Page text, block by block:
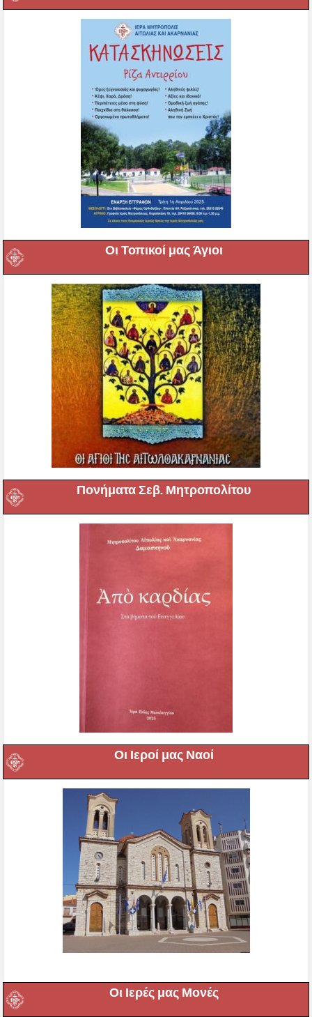
Οι Τοπικοί μας Άγιοι
Πονήματα Σεβ. Μητροπολίτου
Οι Ιεροί μας Ναοί
Οι Ιερές μας Μονές